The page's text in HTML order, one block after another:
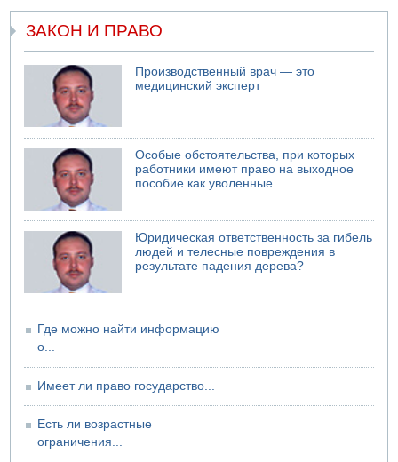
05.08.2026 17:00
Бывший посол Израиля в ООН Гилад Эрдан объявит в
четверг о создании новой политической партии
05.08.2026 13:49
На севере Израиля на берег выбросило тело
05.08.2026 13:32
В России горят новые склады
ЗАКОН И ПРАВО
Производственный врач — это
медицинский эксперт
Особые обстоятельства, при которых
работники имеют право на выходное
пособие как уволенные
Юридическая ответственность за гибель
людей и телесные повреждения в
результате падения дерева?
Где можно найти информацию
о...
Имеет ли право государство...
Есть ли возрастные
ограничения...